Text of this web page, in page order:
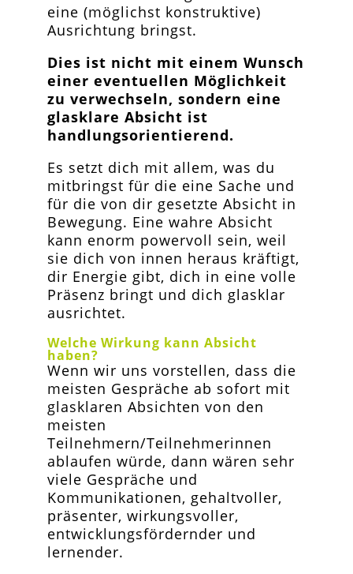
eine (möglichst konstruktive)
Ausrichtung bringst.
Dies ist nicht mit einem Wunsch
einer eventuellen Möglichkeit
zu verwechseln, sondern eine
glasklare Absicht ist
handlungsorientierend.
Es setzt dich mit allem, was du
mitbringst für die eine Sache und
für die von dir gesetzte Absicht in
Bewegung. Eine wahre Absicht
kann enorm powervoll sein, weil
sie dich von innen heraus kräftigt,
dir Energie gibt, dich in eine volle
Präsenz bringt und dich glasklar
ausrichtet.
Welche Wirkung kann Absicht
haben?
Wenn wir uns vorstellen, dass die
meisten Gespräche ab sofort mit
glasklaren Absichten von den
meisten
Teilnehmern/Teilnehmerinnen
ablaufen würde, dann wären sehr
viele Gespräche und
Kommunikationen, gehaltvoller,
präsenter, wirkungsvoller,
entwicklungsfördernder und
lernender.